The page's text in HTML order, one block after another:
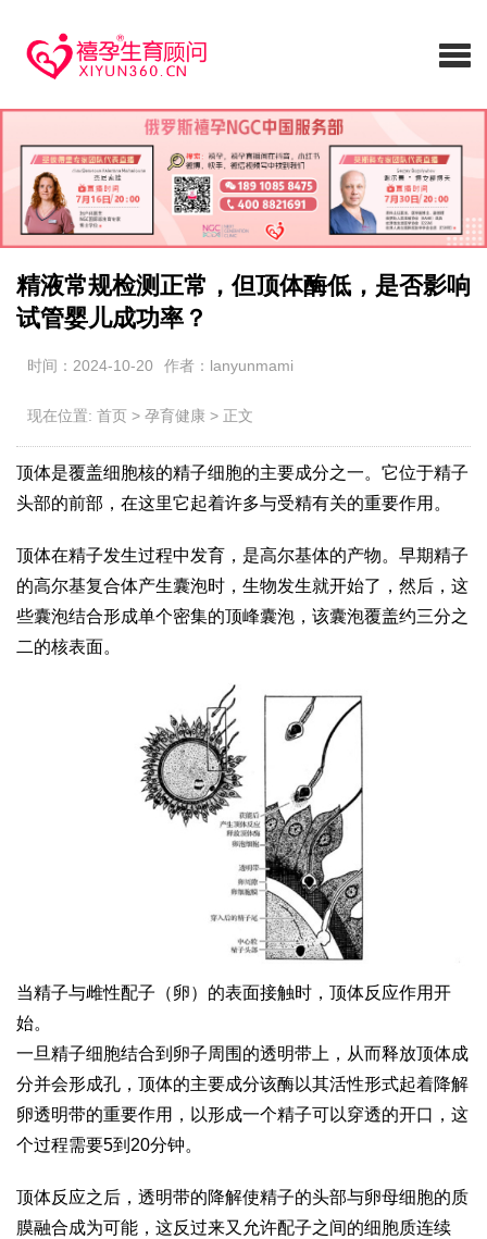
精液常规检测正常，但顶体酶低，是否影响
试管婴儿成功率？
时间：2024-10-20 作者：lanyunmami
现在位置: 首页 > 孕育健康 > 正文
顶体是覆盖细胞核的精子细胞的主要成分之一。它位于精子
头部的前部，在这里它起着许多与受精有关的重要作用。
顶体在精子发生过程中发育，是高尔基体的产物。早期精子
的高尔基复合体产生囊泡时，生物发生就开始了，然后，这
些囊泡结合形成单个密集的顶峰囊泡，该囊泡覆盖约三分之
二的核表面。
当精子与雌性配子（卵）的表面接触时，顶体反应作用开
始。
一旦精子细胞结合到卵子周围的透明带上，从而释放顶体成
分并会形成孔，顶体的主要成分该酶以其活性形式起着降解
卵透明带的重要作用，以形成一个精子可以穿透的开口，这
个过程需要5到20分钟。
顶体反应之后，透明带的降解使精子的头部与卵母细胞的质
膜融合成为可能，这反过来又允许配子之间的细胞质连续